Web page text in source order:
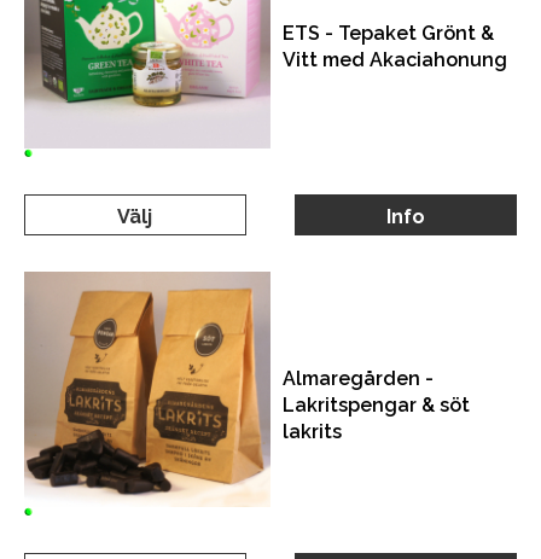
ETS - Tepaket Grönt &
Vitt med Akaciahonung
Välj Info
Almaregården -
Lakritspengar & söt
lakrits